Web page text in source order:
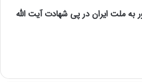
به ملت ایران در پی شهادت آیت الله